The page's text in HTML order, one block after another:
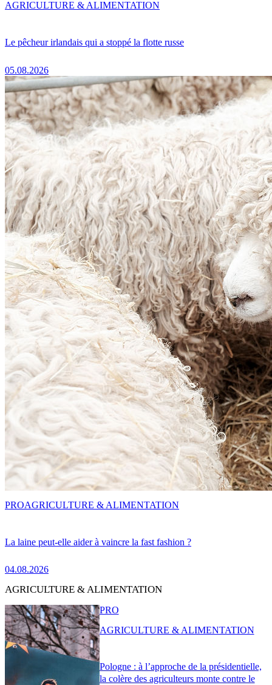
Le pêcheur irlandais qui a stoppé la flotte russe
05.08.2026
AGRICULTURE & ALIMENTATION
La laine peut-elle aider à vaincre la fast fashion ?
04.08.2026
PROAGRICULTURE & ALIMENTATION
AGRICULTURE & ALIMENTATION
Pologne : à l’approche de la présidentielle,
la colère des agriculteurs monte contre le
PRO
AGRICULTURE & ALIMENTATION